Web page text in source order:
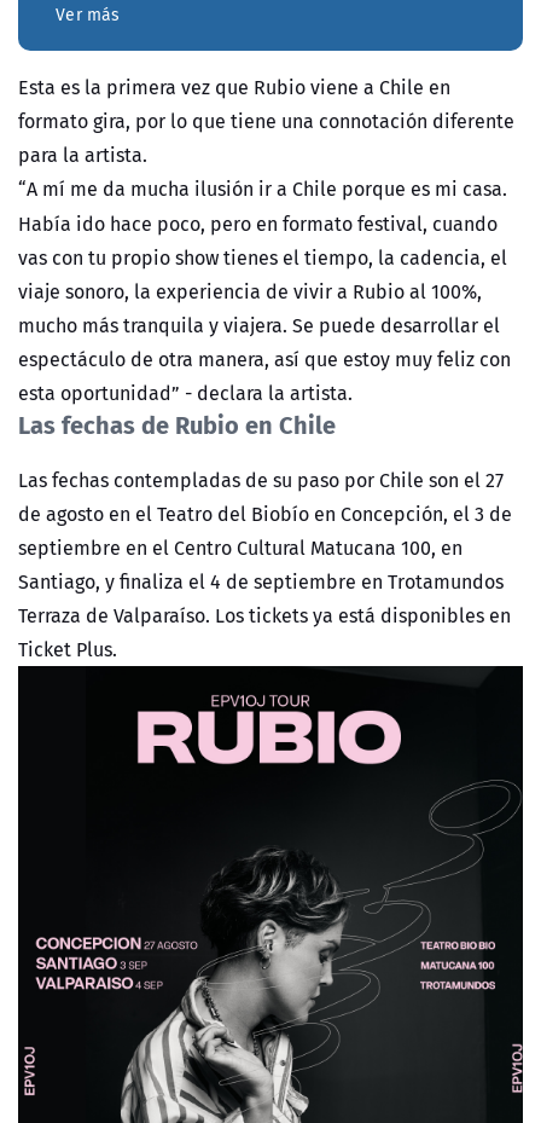
Ver más
Esta es la primera vez que Rubio viene a Chile en
formato gira, por lo que tiene una connotación diferente
para la artista.
“A mí me da mucha ilusión ir a Chile porque es mi casa.
Había ido hace poco, pero en formato festival, cuando
vas con tu propio show tienes el tiempo, la cadencia, el
viaje sonoro, la experiencia de vivir a Rubio al 100%,
mucho más tranquila y viajera. Se puede desarrollar el
espectáculo de otra manera, así que estoy muy feliz con
esta oportunidad” - declara la artista.
Las fechas de Rubio en Chile
Las fechas contempladas de su paso por Chile son el 27
de agosto en el Teatro del Biobío en Concepción, el 3 de
septiembre en el Centro Cultural Matucana 100, en
Santiago, y finaliza el 4 de septiembre en Trotamundos
Terraza de Valparaíso. Los tickets ya está disponibles en
Ticket Plus.